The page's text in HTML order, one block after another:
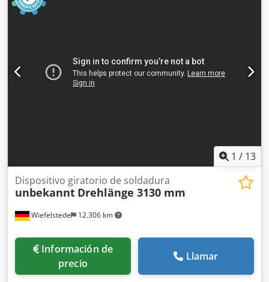
1 / 13
Wiefelstede 12.306 km
Dispositivo giratorio de soldadura
unbekannt Drehlänge 3130 mm
Información de
precio
Llamar